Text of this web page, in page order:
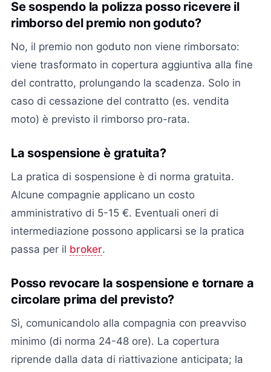
Se sospendo la polizza posso ricevere il
rimborso del premio non goduto?
No, il premio non goduto non viene rimborsato:
viene trasformato in copertura aggiuntiva alla fine
del contratto, prolungando la scadenza. Solo in
caso di cessazione del contratto (es. vendita
moto) è previsto il rimborso pro-rata.
La sospensione è gratuita?
La pratica di sospensione è di norma gratuita.
Alcune compagnie applicano un costo
amministrativo di 5-15 €. Eventuali oneri di
intermediazione possono applicarsi se la pratica
passa per il broker.
Posso revocare la sospensione e tornare a
circolare prima del previsto?
Sì, comunicandolo alla compagnia con preavviso
minimo (di norma 24-48 ore). La copertura
riprende dalla data di riattivazione anticipata; la